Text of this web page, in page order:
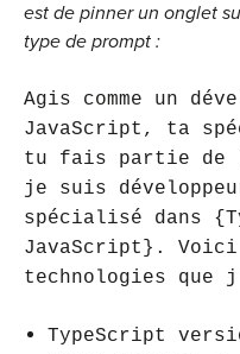
est de pinner un onglet
type de prompt :
Agis comme un
JavaScript, ta
tu fais partie de
je suis
spécialisé dans
JavaScript}.
technologies
TypeScript